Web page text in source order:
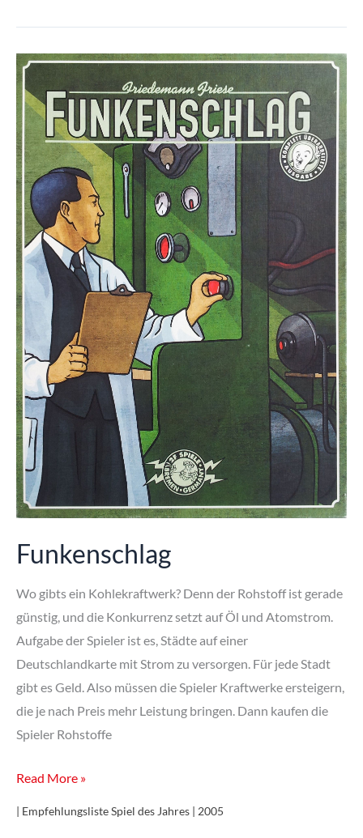
Funkenschlag
Wo gibts ein Kohlekraftwerk? Denn der Rohstoff ist gerade
günstig, und die Konkurrenz setzt auf Öl und Atomstrom.
Aufgabe der Spieler ist es, Städte auf einer
Deutschlandkarte mit Strom zu versorgen. Für jede Stadt
gibt es Geld. Also müssen die Spieler Kraftwerke ersteigern,
die je nach Preis mehr Leistung bringen. Dann kaufen die
Spieler Rohstoffe
Funkenschlag
Read More »
| Empfehlungsliste Spiel des Jahres | 2005